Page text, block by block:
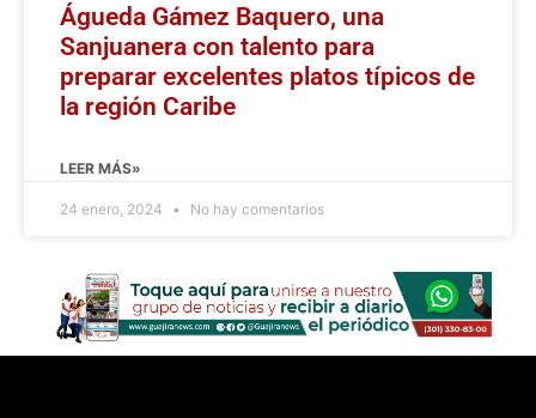
Águeda Gámez Baquero, una
Sanjuanera con talento para
preparar excelentes platos típicos de
la región Caribe
LEER MÁS»
24 enero, 2024 No hay comentarios